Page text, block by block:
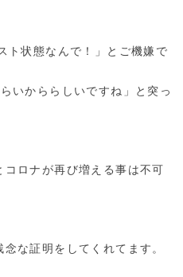
ト状態なんで！」とご機嫌で
いかららしいですね」と突っ
ロナが再び増える事は不可
な証明をしてくれてます。